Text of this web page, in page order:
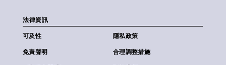
法律資訊
可及性 隱私政策
免責聲明 合理調整措施